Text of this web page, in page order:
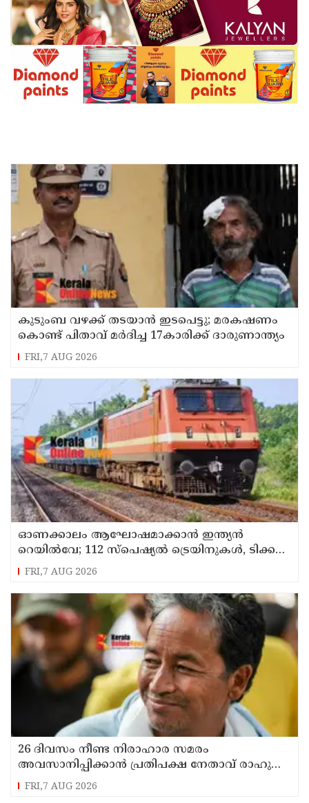
കുടുംബ വഴക്ക് തടയാന്‍ ഇടപെട്ടു; മരകഷണം
കൊണ്ട് പിതാവ് മർദിച്ച 17കാരിക്ക് ദാരുണാന്ത്യം
FRI,7 AUG 2026
ഓണക്കാലം ആഘോഷമാക്കാൻ ഇന്ത്യൻ
റെയിൽവേ; 112 സ്പെഷ്യൽ ട്രെയിനുകൾ, ടിക്കറ്റ്
ബുക്കിംഗുകൾ ഉടൻ ആരംഭിക്കും
FRI,7 AUG 2026
26 ദിവസം നീണ്ട നിരാഹാര സമരം
അവസാനിപ്പിക്കാൻ പ്രതിപക്ഷ നേതാവ് രാഹുൽ
ഗാന്ധിയുടെ സഹായം തേടിയിരുന്നു ; സോനം
വാങ്ചുക്
FRI,7 AUG 2026